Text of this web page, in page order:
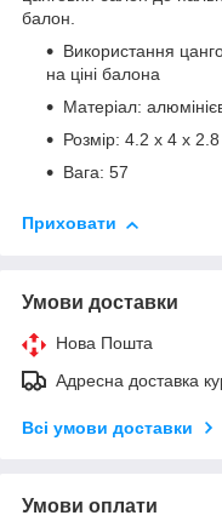
балон.
Використання
на ціні балона
Матеріал:
Розмір: 4.2 х 4 х
Вага: 57
Приховати
Умови доставки
Нова Пошта
Адресна доставка
Всі умови доставки
Умови оплати